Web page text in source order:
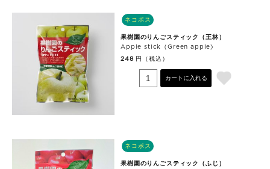
ネコポス
果樹園のりんごスティック（王林）
Apple stick（Green apple)
248 円（税込）
カートに入れる
ネコポス
果樹園のりんごスティック（ふじ）